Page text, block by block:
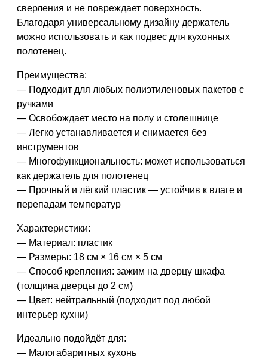
сверления и не повреждает поверхность.
Благодаря универсальному дизайну держатель
можно использовать и как подвес для кухонных
полотенец.
Преимущества:
— Подходит для любых полиэтиленовых пакетов с
ручками
— Освобождает место на полу и столешнице
— Легко устанавливается и снимается без
инструментов
— Многофункциональность: может использоваться
как держатель для полотенец
— Прочный и лёгкий пластик — устойчив к влаге и
перепадам температур
Характеристики:
— Материал: пластик
— Размеры: 18 см × 16 см × 5 см
— Способ крепления: зажим на дверцу шкафа
(толщина дверцы до 2 см)
— Цвет: нейтральный (подходит под любой
интерьер кухни)
Идеально подойдёт для:
— Малогабаритных кухонь